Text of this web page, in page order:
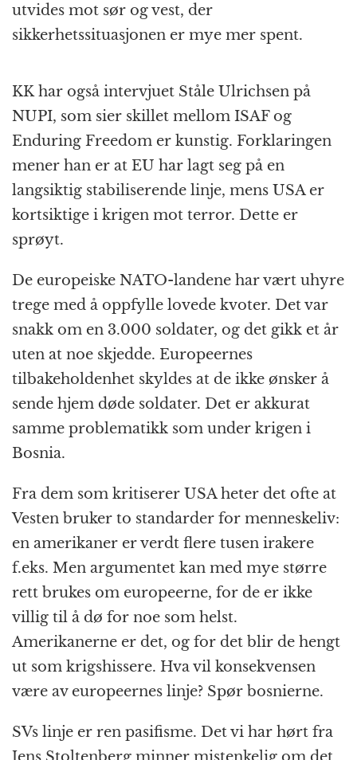
utvides mot sør og vest, der
sikkerhetssituasjonen er mye mer spent.
KK har også intervjuet Ståle Ulrichsen på
NUPI, som sier skillet mellom ISAF og
Enduring Freedom er kunstig. Forklaringen
mener han er at EU har lagt seg på en
langsiktig stabiliserende linje, mens USA er
kortsiktige i krigen mot terror. Dette er
sprøyt.
De europeiske NATO-landene har vært uhyre
trege med å oppfylle lovede kvoter. Det var
snakk om en 3.000 soldater, og det gikk et år
uten at noe skjedde. Europeernes
tilbakeholdenhet skyldes at de ikke ønsker å
sende hjem døde soldater. Det er akkurat
samme problematikk som under krigen i
Bosnia.
Fra dem som kritiserer USA heter det ofte at
Vesten bruker to standarder for menneskeliv:
en amerikaner er verdt flere tusen irakere
f.eks. Men argumentet kan med mye større
rett brukes om europeerne, for de er ikke
villig til å dø for noe som helst.
Amerikanerne er det, og for det blir de hengt
ut som krigshissere. Hva vil konsekvensen
være av europeernes linje? Spør bosnierne.
SVs linje er ren pasifisme. Det vi har hørt fra